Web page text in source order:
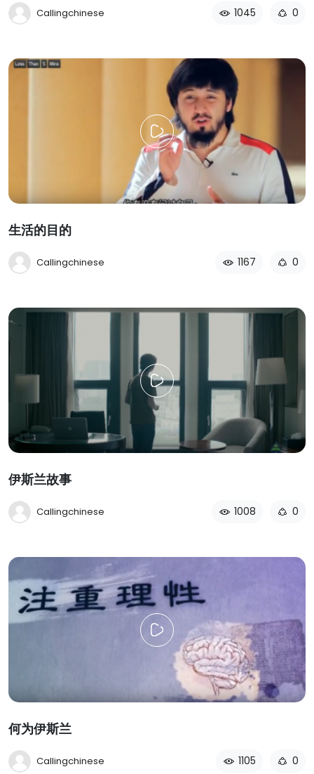
Callingchinese 1045 0
生活的目的
Callingchinese 1167 0
伊斯兰故事
Callingchinese 1008 0
何为伊斯兰
Callingchinese 1105 0